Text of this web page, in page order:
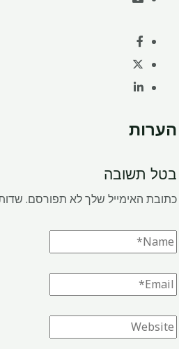
הערות
בטל תשובה
כתובת האימייל שלך לא תפורסם.